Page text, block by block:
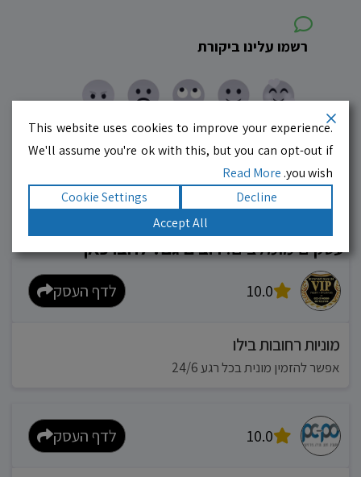
רשמו עלינו ביקורת
עסקים מומלצים!רוצים גם? לחצו כאן
10.0 לדף העסק
מוניות רחובות בילו
אפשר להזמין מונית בכל רגע 24/6
10.0 לדף העסק
This website uses cookies to improve your experience.
We'll assume you're ok with this, but you can opt-out if
you wish.
Read More
Decline
Cookie Settings
Accept All